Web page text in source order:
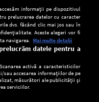
informații pe dispozitivul
prelucrarea datelor cu caracter
dvs. făcând clic mai jos sau în
Aceste alegeri vor fi
navigarea. Mai multe detalii
datele pentru a
activă a caracteristicilor
accesarea informațiilor de pe
măsurători ale publicității și
serviciilor.